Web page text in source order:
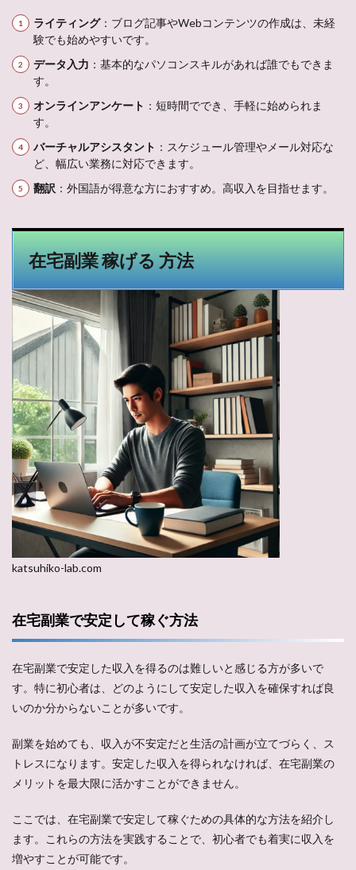
ライティング：ブログ記事やWebコンテンツの作成は、未経
験でも始めやすいです。
データ入力 ：基本的なパソコンスキルがあれば誰でもできま
す。
オンラインアンケート ：短時間ででき、手軽に始められま
す。
バーチャルアシスタント ：スケジュール管理やメール対応な
ど、幅広い業務に対応できます。
翻訳 ：外国語が得意な方におすすめ。高収入を目指せます。
在宅副業 稼げる 方法
katsuhiko-lab.com
在宅副業で安定して稼ぐ方法
在宅副業で安定した収入を得るのは難しいと感じる方が多いで
す。特に初心者は、どのようにして安定した収入を確保すれば良
いのか分からないことが多いです。
副業を始めても、収入が不安定だと生活の計画が立てづらく、ス
トレスになります。安定した収入を得られなければ、在宅副業の
メリットを最大限に活かすことができません。
ここでは、在宅副業で安定して稼ぐための具体的な方法を紹介し
ます。これらの方法を実践することで、初心者でも着実に収入を
増やすことが可能です。